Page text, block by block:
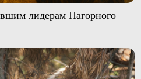
лидерам Нагорного